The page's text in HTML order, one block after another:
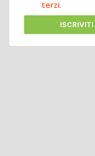
terzi.
ISCRIVITI